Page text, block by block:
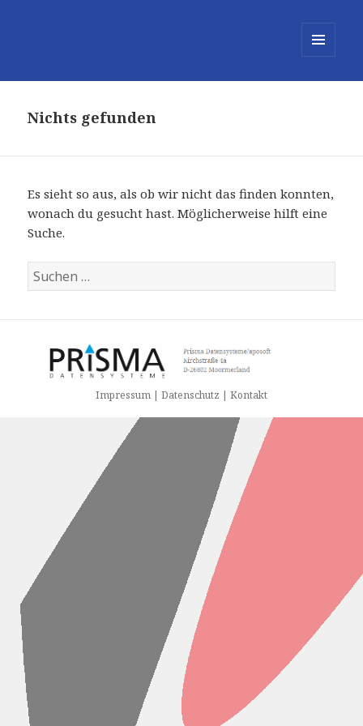
Nichts gefunden
Es sieht so aus, als ob wir nicht das finden konnten,
wonach du gesucht hast. Möglicherweise hilft eine
Suche.
Suchen
nach:
Impressum | Datenschutz | Kontakt